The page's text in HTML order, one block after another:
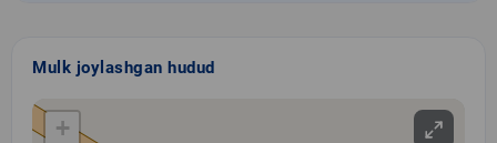
Mulk joylashgan hudud
+